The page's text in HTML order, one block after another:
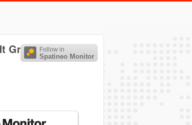
Follow in
Spatineo Monitor